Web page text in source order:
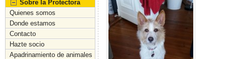
Sobre la Protectora
Quienes somos
Donde estamos
Contacto
Hazte socio
Apadrinamiento de animales